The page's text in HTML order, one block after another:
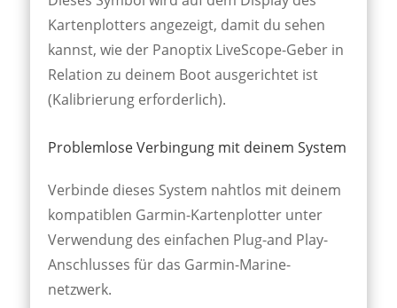
Karten­plotters ange­zeigt, damit du sehen
kannst, wie der Pano­ptix Live­Scope-Geber in
Relat­ion zu deinem Boot aus­gericht­et ist
(Kali­brierung er­forder­lich).
Problemlose Verbingung mit deinem System
Verbinde dieses System naht­los mit deinem
kompat­iblen Garmin-Karten­plotter unter
Ver­wendung des ein­fachen Plug-and Play-
An­schluss­es für das Garmin-Marine­
netzwerk.